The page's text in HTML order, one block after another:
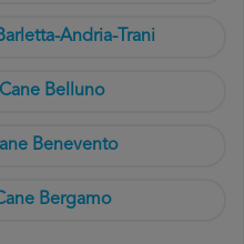
Andria-Trani
Belluno
Benevento
Bergamo